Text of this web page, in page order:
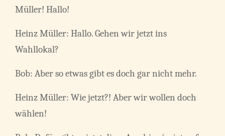
Müller! Hallo!
Heinz Müller: Hallo. Gehen wir jetzt ins
Wahllokal?
Bob: Aber so etwas gibt es doch gar nicht mehr.
Heinz Müller: Wie jetzt?! Aber wir wollen doch
wählen!